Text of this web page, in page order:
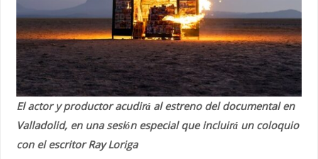
El actor y productor acudirá al estreno del documental en
Valladolid, en una sesión especial que incluirá un coloquio
con el escritor Ray Loriga